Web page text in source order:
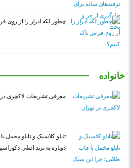
چطور لکه ادرار را از روی
خانواده
معرفی تشریفات لاکچری در
تابلو کلاسیک و تابلو مخمل
دوباره به ترند اصلی